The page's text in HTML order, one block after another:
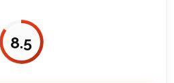
8.5